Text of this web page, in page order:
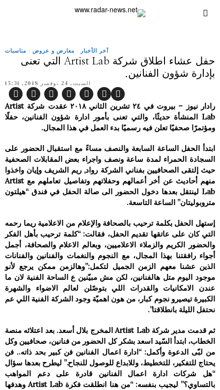
آخر الأخبار · معارض و عروض · مناسبات
حفل عشاء اطلاق شركة Artist Lab التي تعنى
بإدارة شؤون الفنانين.
السبت, 24 نوفمبر 2018, 15:31
رادار نيوز – بيروت في ٢٤ تشرين الثاني ٢٠١٨ عقدت شركة Artist
Lab المنشأة حديثًا، والتي تعنى بأمور ادارة شؤون الفنانين، حفلًا
ومؤتمرًا صحفيًا تعلن فيه رسميًا بدء العمل في هذا المجال.
ابتدأ الحفل الساعة السابعة والنصف مساءً مع استقبال الحضور على
السجادة الحمراء لمدة ساعة ونصف واجراء بعض المقابلات الصحفية
حیث إلتقى الصحافیین بفناني الشركة رواد, ريم الشريف وإيان واخذوا
منھم أحاديث عن أخر أعمالھم وحفلاتھم وتفاصیل تعاملھم مع Artist
Lab لينتقل بعدها دخول الحضور الى صالة الحفل في فندق “ھیلتون
متروبولیتان” الساعة التاسعة.
إستھل الحفل بكلمة ترحیب بالصحافة والإعلام من الاعلامية ريما رحمه
التي كان على عاتقها تقديم الحفل، فقالت: “كلمة ترحیب بأھل الفكر
والحضور الكريم والزملاء الاعلامیین، وبعالم الاعلام والصحافة، أجمل
أجواء رافقتنا بھذا المجال، مع النجوم والنغمات والفنانین والفنانات
الذين عشنا معهم الزمن الجميل لتكمل:”وھالزمن ممكن يرجع لأنو
موجود اليوم متل ھالفنانین، لكن مش مبیّنین ع الساحة الفنیة لان ما
عندن الامكانیات والقدرات اللي بتوصّلن لعالم الاضواء والشھرة
الكبیرة تيصیرو نجوم كبار، من ھون اھمیّة وجود الشركة الفنیة اللي عم
نحتفل اللیلة بانطلاقتا”.
ثم قدمت مدير شركة Artist Lab المخرج بلال أسعد. بعد اعتلائه منصة
الخطاب، ابتدأ السّيد اسعد بشكر كل الحضور من فنانين، صحافيين وكل
من لبّى الدعوة وأكمل: “ادارة اعمال الفنانين فن كبير بحد ذاته.. فن
يحتاج للتفكير، للتخطيط، وللابداع للوصول للنجاح.” ليطرح بعدها سؤال
“هل شركات ادارة اعمال الفنانين قادرة على دعم المواهب
بالتساوي؟” ليجيب بنفسه: “من هنا انطلقت فكرة Artist Lab وهدفها